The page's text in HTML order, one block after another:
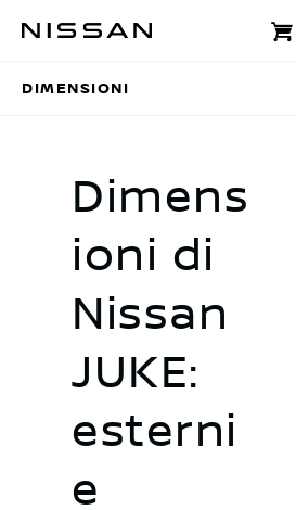
principali
Dimensioni
DIMENSIONI
Dimens
ioni di
Nissan
JUKE:
esterni
e